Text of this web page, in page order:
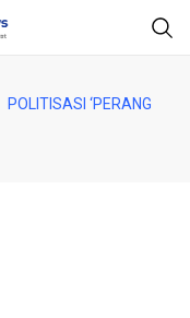
POLITISASI ‘PERANG